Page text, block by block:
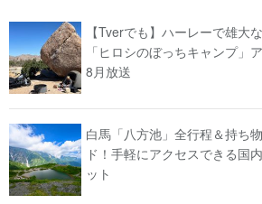
【Tverでも】ハーレーで雄大
「ヒロシのぼっちキャンプ」
8月放送
白馬「八方池」全行程＆持ち
ド！手軽にアクセスできる国
ット